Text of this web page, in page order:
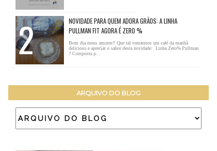
NOVIDADE PARA QUEM ADORA GRÃOS: A LINHA
PULLMAN FIT AGORA É ZERO %
Bom dia meus amores!! Que tal tomarmos um café da manhã
delicioso e apreciar o sabor desta novidade: Linha Zero% Pullman
? Composta p...
ARQUIVO DO BLOG